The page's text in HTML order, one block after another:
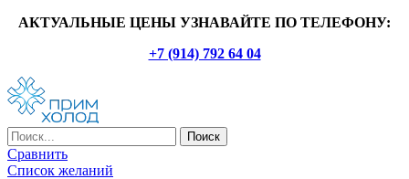
АКТУАЛЬНЫЕ ЦЕНЫ УЗНАВАЙТЕ ПО ТЕЛЕФОНУ:
+7 (914) 792 64 04
Поиск
Сравнить
Список желаний